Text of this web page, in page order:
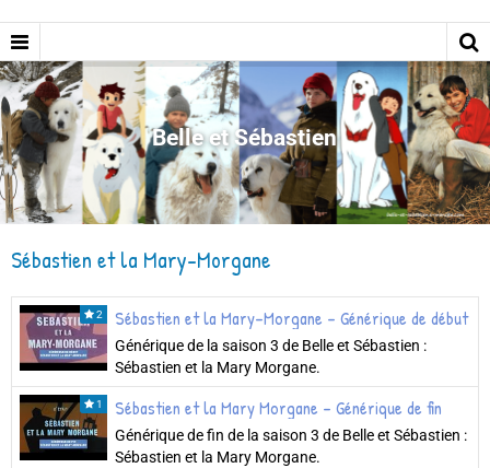
Belle et Sébastien
Sébastien et la Mary-Morgane
2 Sébastien et la Mary-Morgane - Générique de début
Générique de la saison 3 de Belle et Sébastien :
Sébastien et la Mary Morgane.
1 Sébastien et la Mary Morgane - Générique de fin
Générique de fin de la saison 3 de Belle et Sébastien :
Sébastien et la Mary Morgane.